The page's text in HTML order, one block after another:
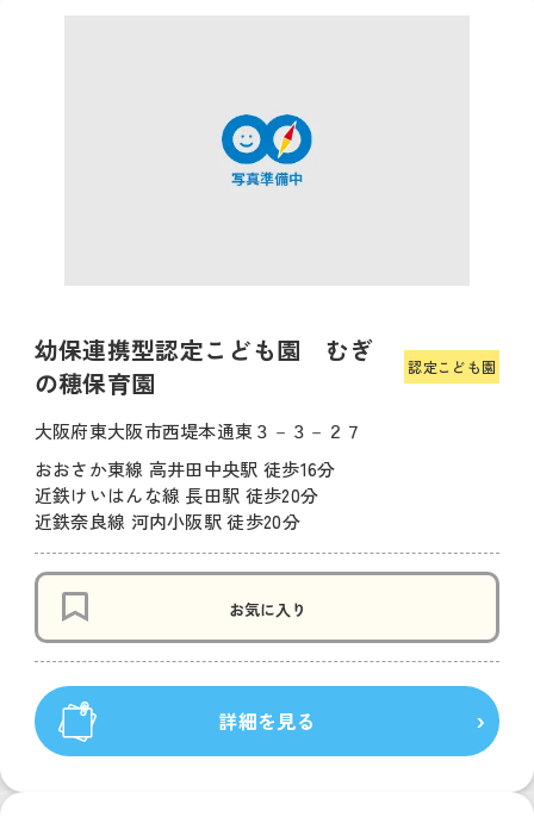
幼保連携型認定こども園 むぎ
の穂保育園
認定こども園
大阪府東大阪市西堤本通東３－３－２７
おおさか東線 高井田中央駅 徒歩16分
近鉄けいはんな線 長田駅 徒歩20分
近鉄奈良線 河内小阪駅 徒歩20分
お気に入り
詳細を見る